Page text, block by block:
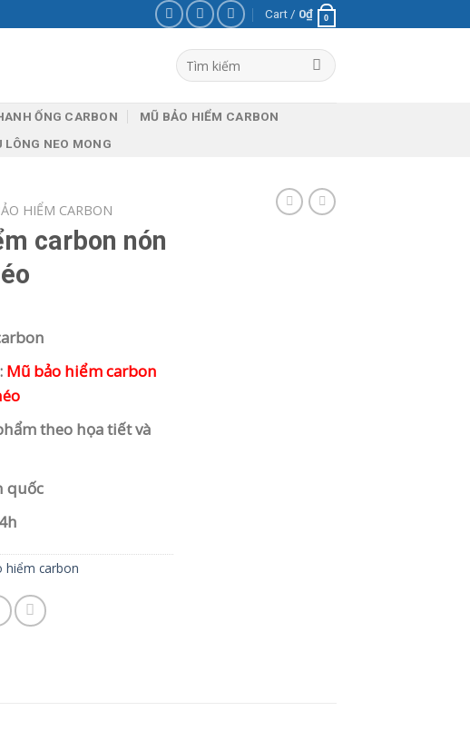
Cart / 0₫ 0
Search
for:
ỐNG CARBON
MŨ BẢO HIỂM CARBON
LÔNG NEO MONG
HIỂM CARBON
carbon nón
Mũ bảo hiểm carbon
theo họa tiết và
quốc
hiểm carbon